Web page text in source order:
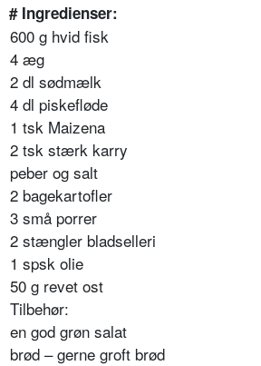
# Ingredienser:
600 g hvid fisk
4 æg
2 dl sødmælk
4 dl piskefløde
1 tsk Maizena
2 tsk stærk karry
peber og salt
2 bagekartofler
3 små porrer
2 stængler bladselleri
1 spsk olie
50 g revet ost
Tilbehør:
en god grøn salat
brød – gerne groft brød